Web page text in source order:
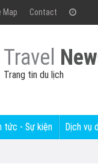
Map Contact
Travel
Trang tin du lịch
tức - Sự kiện Dịch vụ